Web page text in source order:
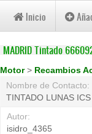
Inicio
MADRID Tintado
Motor> Recambios
Nombre de Contacto:
TINTADO LUNAS ICS
Autor:
isidro_4365